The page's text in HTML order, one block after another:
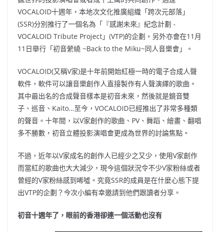
VOCALOID十週年，本地次文化推廣組織「跨次元部落」
(SSR)分別推行了一個名為「『感謝未來』紀念計劃 -
VOCALOID Tribute Project」(VTP)的企劃，另外亦會在11月
11日舉行「初音縈繞 ~Back to the Miku~同人音樂會」。
VOCALOID(又稱V家)是十年前開始紅極一時的電子合成人聲
軟件，軟件可以讓音樂創作人直接製作有人聲演繹的歌曲。
其中最出名的合成聲音樣本是初音未來，然後就是鏡音雙
子、巡音、Kaito…至今，VOCALOID已經推出了非常多種類
的聲音。十年間，以V家創作的歌曲、PV、舞蹈、繪畫、翻唱
多不勝數，初音立體投影演唱會更成為世界的討論焦點。
不過，近年以V家成名的創作人已經少之又少，使用V家創作
而當紅的歌曲也大大減少，現今這個狀況令不少V家粉絲或者
曾經的V家粉絲感到唏噓。究竟SSR的成員是在什麼心態下提
出VTP的企劃？今次小編有幸邀請到他們跟讀者分享。
初音十週年了，眼前的香港卻連一個活動也沒有